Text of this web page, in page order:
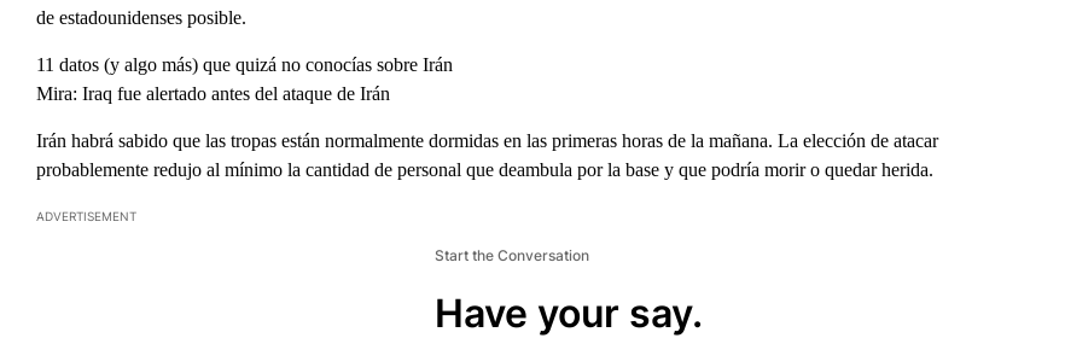
de estadounidenses posible.
11 datos (y algo más) que quizá no conocías sobre Irán
Mira: Iraq fue alertado antes del ataque de Irán
Irán habrá sabido que las tropas están normalmente dormidas en las primeras horas de la mañana. La elección de atacar
probablemente redujo al mínimo la cantidad de personal que deambula por la base y que podría morir o quedar herida.
ADVERTISEMENT
Start the Conversation
Have your say.